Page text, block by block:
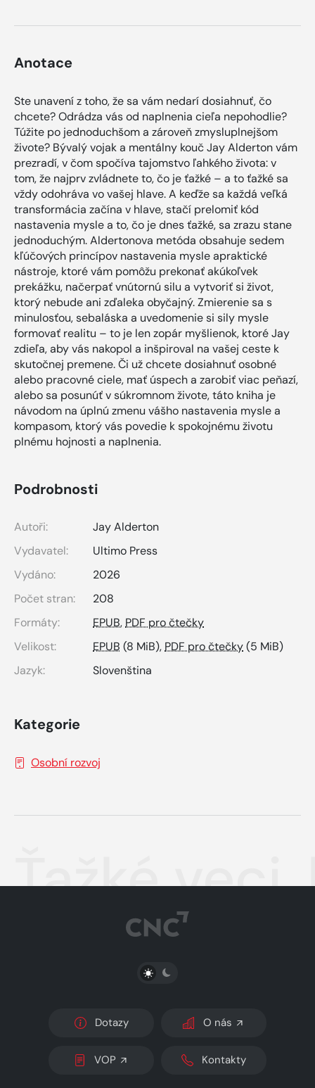
Anotace
Ste unavení z toho, že sa vám nedarí dosiahnuť, čo
chcete? Odrádza vás od naplnenia cieľa nepohodlie?
Túžite po jednoduchšom a zároveň zmysluplnejšom
živote? Bývalý vojak a mentálny kouč Jay Alderton vám
prezradí, v čom spočíva tajomstvo ľahkého života: v
tom, že najprv zvládnete to, čo je ťažké – a to ťažké sa
vždy odohráva vo vašej hlave. A keďže sa každá veľká
transformácia začína v hlave, stačí prelomiť kód
nastavenia mysle a to, čo je dnes ťažké, sa zrazu stane
jednoduchým. Aldertonova metóda obsahuje sedem
kľúčových princípov nastavenia mysle apraktické
nástroje, ktoré vám pomôžu prekonať akúkoľvek
prekážku, načerpať vnútornú silu a vytvoriť si život,
ktorý nebude ani zďaleka obyčajný. Zmierenie sa s
minulosťou, sebaláska a uvedomenie si sily mysle
formovať realitu – to je len zopár myšlienok, ktoré Jay
zdieľa, aby vás nakopol a inšpiroval na vašej ceste k
skutočnej premene. Či už chcete dosiahnuť osobné
alebo pracovné ciele, mať úspech a zarobiť viac peňazí,
alebo sa posunúť v súkromnom živote, táto kniha je
návodom na úplnú zmenu vášho nastavenia mysle a
kompasom, ktorý vás povedie k spokojnému životu
plnému hojnosti a naplnenia.
Podrobnosti
Autoři:
Jay Alderton
Vydavatel:
Ultimo Press
Vydáno:
2026
Počet stran:
208
Formáty:
EPUB,PDF pro čtečky
Velikost:
EPUB (8 MiB),PDF pro čtečky(5 MiB)
Jazyk:
Slovenština
Kategorie
Osobní rozvoj
Ťažké
PŘEPNOUT SVĚTLÝ/TMAVÝ REŽIM
Dotazy O nás
VOP Kontakty